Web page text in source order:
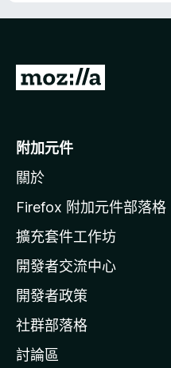
前
o
i
l
a
官
網
附加元件
關於
Firefox 附加元件部落格
擴充套件工作坊
開發者交流中心
開發者政策
社群部落格
討論區